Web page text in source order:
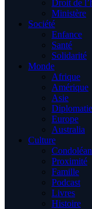
Droit de
Ministère
Société
Enfance
Santé
Solidarité
Monde
Afrique
Amérique
Asie
Diplomatie
Europe
Australia
Culture
Proximité
Famille
Podcast
Livres
Histoire